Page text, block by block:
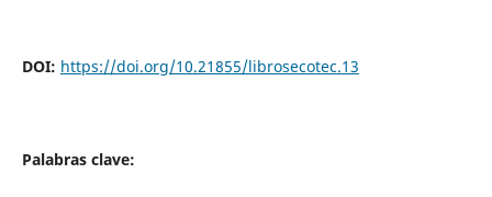
DOI: https://doi.org/10.21855/librosecotec.13
Palabras clave: